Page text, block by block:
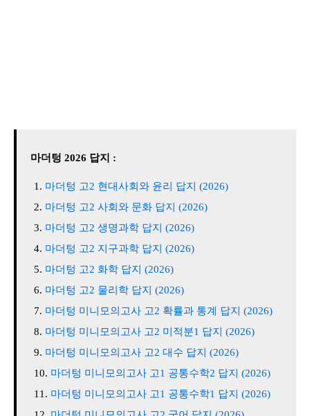
마더텅 2026 답지 :
마더텅 고2 현대사회와 윤리 답지 (2026)
마더텅 고2 사회와 문화 답지 (2026)
마더텅 고2 생명과학 답지 (2026)
마더텅 고2 지구과학 답지 (2026)
마더텅 고2 화학 답지 (2026)
마더텅 고2 물리학 답지 (2026)
마더텅 미니모의고사 고2 확률과 통계 답지 (2026)
마더텅 미니모의고사 고2 미적분1 답지 (2026)
마더텅 미니모의고사 고2 대수 답지 (2026)
마더텅 미니모의고사 고1 공통수학2 답지 (2026)
마더텅 미니모의고사 고1 공통수학1 답지 (2026)